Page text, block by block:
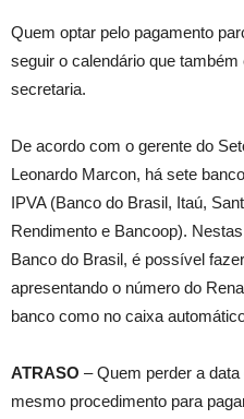
Quem optar pelo pagamento
seguir o calendário que
secretaria.
De acordo com o gerente do
Leonardo Marcon, há sete
IPVA (Banco do Brasil, Itaú,
Rendimento e Bancoop).
Banco do Brasil, é possível
apresentando o número do
banco como no caixa
ATRASO – Quem perder a
mesmo procedimento para